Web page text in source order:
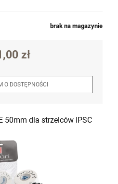
38 (73334)
szt.
brak na magazynie
zł
O DOSTĘPNOŚCI
50mm dla strzelców IPSC